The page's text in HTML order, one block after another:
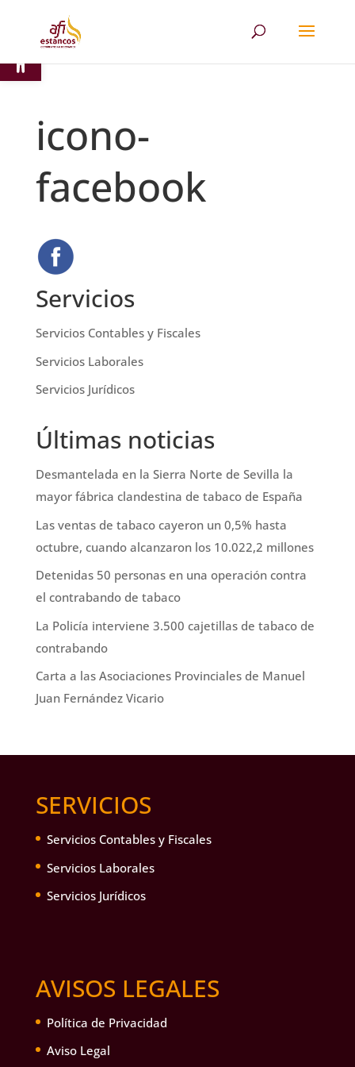
icono-
facebook
Servicios
Servicios Contables y Fiscales
Servicios Laborales
Servicios Jurídicos
Últimas noticias
Desmantelada en la Sierra Norte de Sevilla la
mayor fábrica clandestina de tabaco de España
Las ventas de tabaco cayeron un 0,5% hasta
octubre, cuando alcanzaron los 10.022,2 millones
Detenidas 50 personas en una operación contra
el contrabando de tabaco
La Policía interviene 3.500 cajetillas de tabaco de
contrabando
Carta a las Asociaciones Provinciales de Manuel
Juan Fernández Vicario
SERVICIOS
Servicios Contables y Fiscales
Servicios Laborales
Servicios Jurídicos
AVISOS LEGALES
Política de Privacidad
Aviso Legal
Abrir barra de herramientas